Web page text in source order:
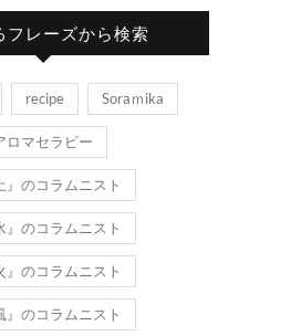
フレーズから検索
recipe Soraｍika
ロマセラピー
』のコラムニスト
』のコラムニスト
』のコラムニスト
』のコラムニスト